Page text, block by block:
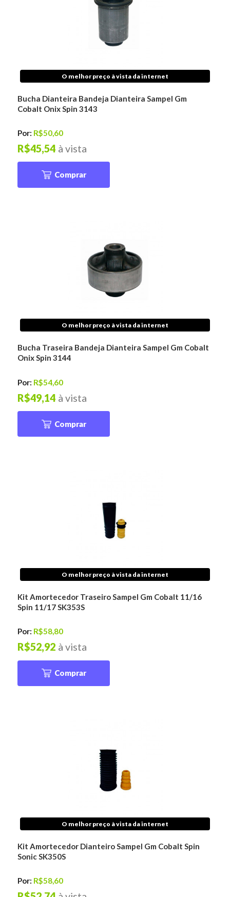
O melhor preço à vista da internet
Bucha Dianteira Bandeja Dianteira Sampel Gm
Cobalt Onix Spin 3143
Por: R$50,60
à vista
R$45,54
Comprar
O melhor preço à vista da internet
Bucha Traseira Bandeja Dianteira Sampel Gm Cobalt
Onix Spin 3144
Por: R$54,60
à vista
R$49,14
Comprar
O melhor preço à vista da internet
Kit Amortecedor Traseiro Sampel Gm Cobalt 11/16
Spin 11/17 SK353S
Por: R$58,80
à vista
R$52,92
Comprar
O melhor preço à vista da internet
Kit Amortecedor Dianteiro Sampel Gm Cobalt Spin
Sonic SK350S
Por: R$58,60